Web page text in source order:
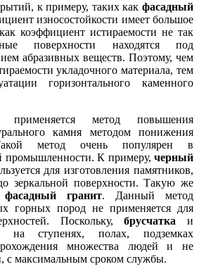
к примеру, таких как фасадный
износостойкости имеет большое
коэффициент истираемости не так
поверхности находятся под
абразивных веществ. Поэтому, чем
укладочного материала, тем
горизонтального каменного
метод повышения
камня методом понижения
метод очень популярен в
промышленности. К примеру, черный
для изготовления памятников,
зеркальной поверхности. Такую же
фасадный гранит. Данный метод
горных пород не применяется для
Поскольку,брусчатка и
на ступенях, полах, подземках
множества людей и не
с максимальным сроком службы.